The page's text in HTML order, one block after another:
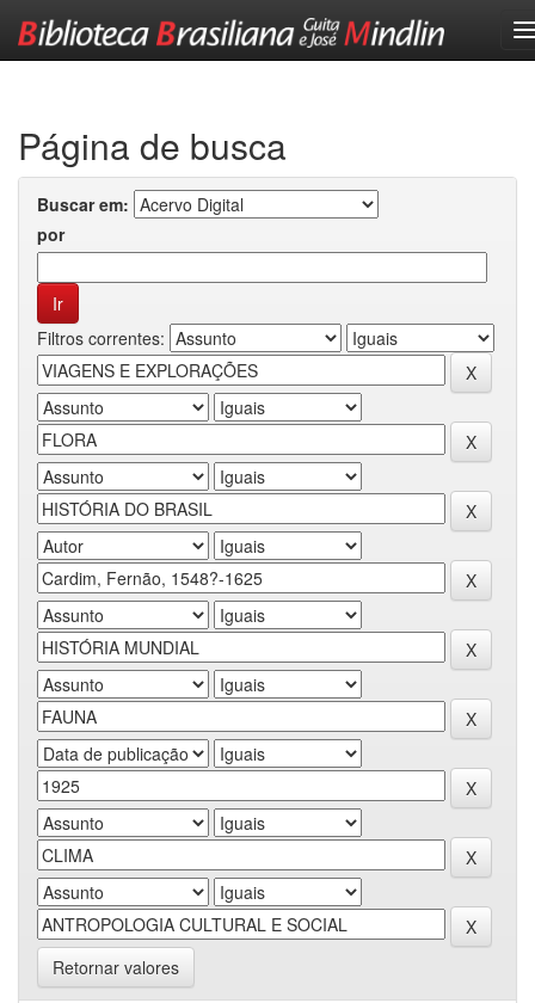
Página de busca
Buscar em:
por
Filtros correntes:
Retornar valores